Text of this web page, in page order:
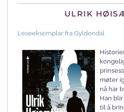
ULRIK
Leseeksemplar fra Gyldendal
møter
nå har
Han
til å